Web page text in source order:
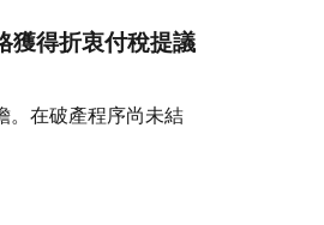
獲得折衷付稅提議
。在破產程序尚未結